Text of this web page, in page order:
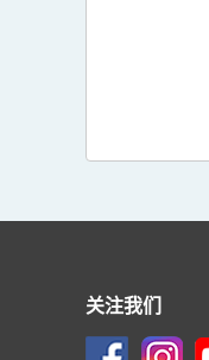
关注我们